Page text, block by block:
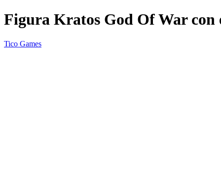
Figura Kratos God Of War con
Tico Games